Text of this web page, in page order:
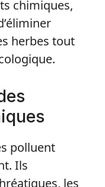
chimiques,
herbes tout
polluent
Ils
les